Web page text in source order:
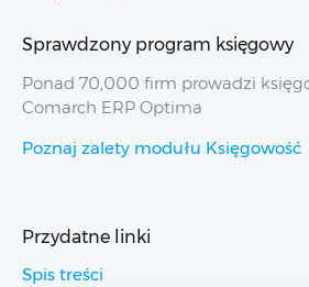
Sprawdzony program księgowy
Ponad 70,000 firm prowadzi
Comarch ERP Optima
Poznaj zalety modułu Księgowość
Przydatne linki
Spis treści